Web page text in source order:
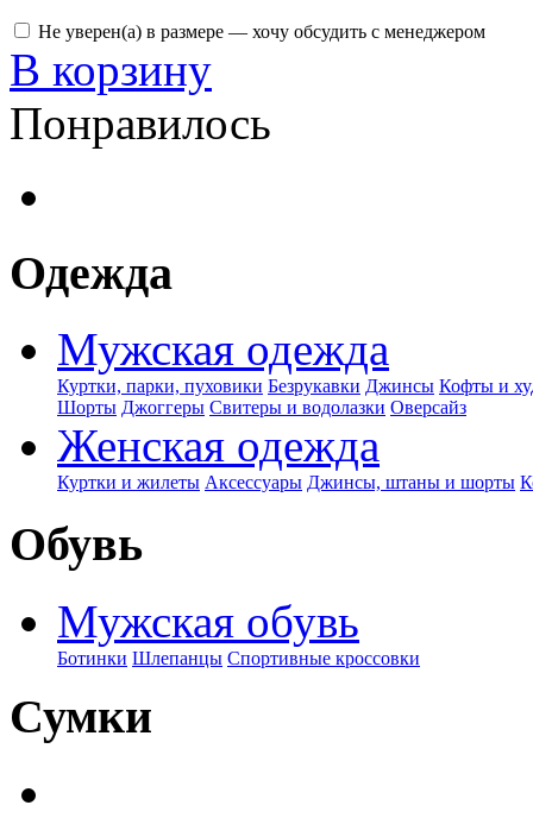
Не уверен(а) в размере — хочу обсудить с менеджером
В корзину
Понравилось
Одежда
Мужская одежда
Куртки, парки, пуховики Безрукавки Джинсы Кофты и
Шорты Джоггеры Свитеры и водолазки Оверсайз
Женская одежда
Куртки и жилеты Аксессуары Джинсы, штаны и шорты
Обувь
Мужская обувь
Ботинки Шлепанцы Спортивные кроссовки
Сумки